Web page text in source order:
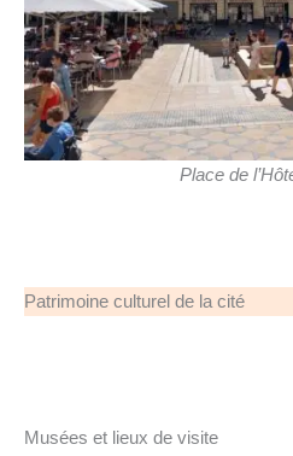
Place de
Patrimoine culturel de la cité
Musées et lieux de visite